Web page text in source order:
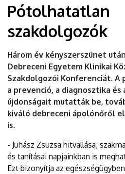
Pótolhatatlan
szakdolgozók
Három év kényszerszünet
Debreceni Egyetem Klinikai
Szakdolgozói Konferenciát. A
a prevenció, a diagnosztika
újdonságait mutatták be,
kiváló debreceni ápolónőről
is.
- Juhász Zsuzsa hitvallása,
és tanításai napjainkban is
Ezt bizonyítja az